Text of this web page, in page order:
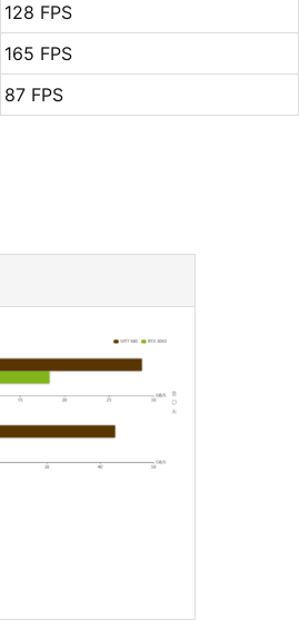
128 FPS
165 FPS
87 FPS